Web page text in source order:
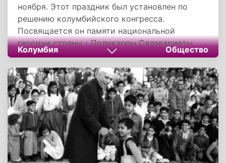
ноября. Этот праздник был установлен по
решению колумбийского конгресса.
Посвящается он памяти национальной
героини страны - Поликарпы Салавариеты
Риос. Дата праздника выбрана в честь
годовщины смерти Салавариеты в 1817 году.
Колумбия Общество